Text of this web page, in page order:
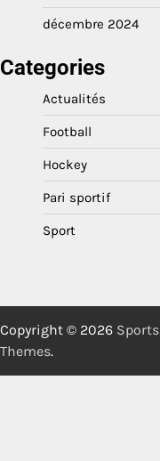
décembre 2024
Categories
Actualités
Football
Hockey
Pari sportif
Sport
Copyright © 2026 Sports
Themes.